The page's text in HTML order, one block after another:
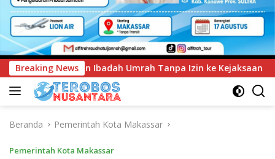
Breaking News
Izin ke Kejaksaan UNIMEN Tambah Delapan
Beranda Pemerintah Kota Makassar
Pemerintah Kota Makassar